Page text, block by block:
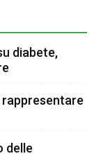
diabete,
rappresentare
delle